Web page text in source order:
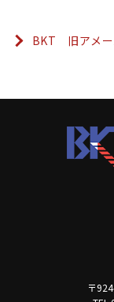
BKT 旧アメー
〒